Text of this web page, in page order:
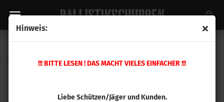
Hinweis:
!!! BITTE LESEN ! DAS MACHT VIELES EINFACHER !!!
Liebe Schützen/Jäger und Kunden.
Sierra .400 V-Crown 165 gr 100 Stück
9465)